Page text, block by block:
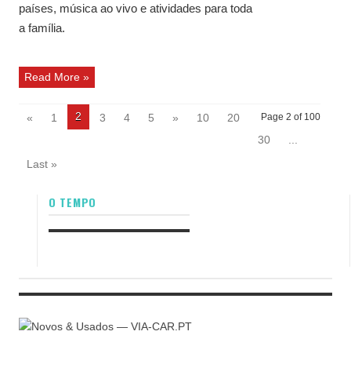
países, música ao vivo e atividades para toda
a família.
Read More »
Page 2 of 100
« 1 2 3 4 5 » 10
20
30
Last »
O TEMPO